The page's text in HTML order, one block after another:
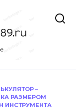
–
РАЗМЕРОМ
ИНСТРУМЕНТА